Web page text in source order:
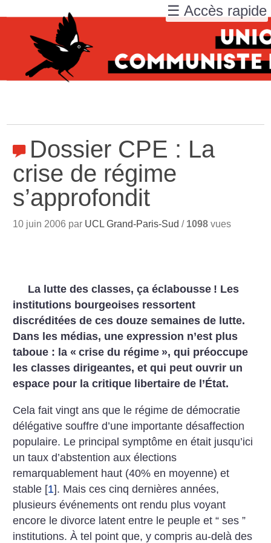
Dossier CPE : La
crise de régime
s’approfondit
10 juin 2006 par UCL Grand-Paris-Sud / 1098 vues
La lutte des classes, ça éclabousse ! Les
institutions bourgeoises ressortent
discréditées de ces douze semaines de lutte.
Dans les médias, une expression n’est plus
taboue : la « crise du régime », qui préoccupe
les classes dirigeantes, et qui peut ouvrir un
espace pour la critique libertaire de l’État.
Cela fait vingt ans que le régime de démocratie
délégative souffre d’une importante désaffection
populaire. Le principal symptôme en était jusqu’ici
un taux d’abstention aux élections
remarquablement haut (40% en moyenne) et
stable [1]. Mais ces cinq dernières années,
plusieurs événements ont rendu plus voyant
encore le divorce latent entre le peuple et “ ses ”
institutions. À tel point que, y compris au-delà des
☰ Accès rapide